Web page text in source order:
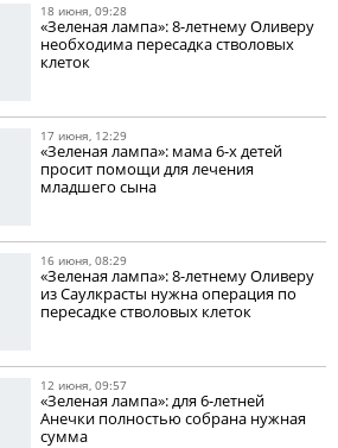
18 июня, 09:28
«Зеленая лампа»: 8-летнему Оливеру
необходима пересадка стволовых
клеток
17 июня, 12:29
«Зеленая лампа»: мама 6-х детей
просит помощи для лечения
младшего сына
16 июня, 08:29
«Зеленая лампа»: 8-летнему Оливеру
из Саулкрасты нужна операция по
пересадке стволовых клеток
12 июня, 09:57
«Зеленая лампа»: для 6-летней
Анечки полностью собрана нужная
сумма